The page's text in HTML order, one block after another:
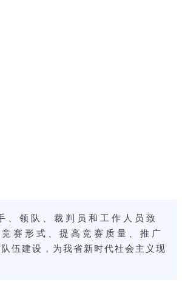
、领队、裁判员和工作人员致
赛形式、提高竞赛质量、推广
伍建设，为我省新时代社会主义现